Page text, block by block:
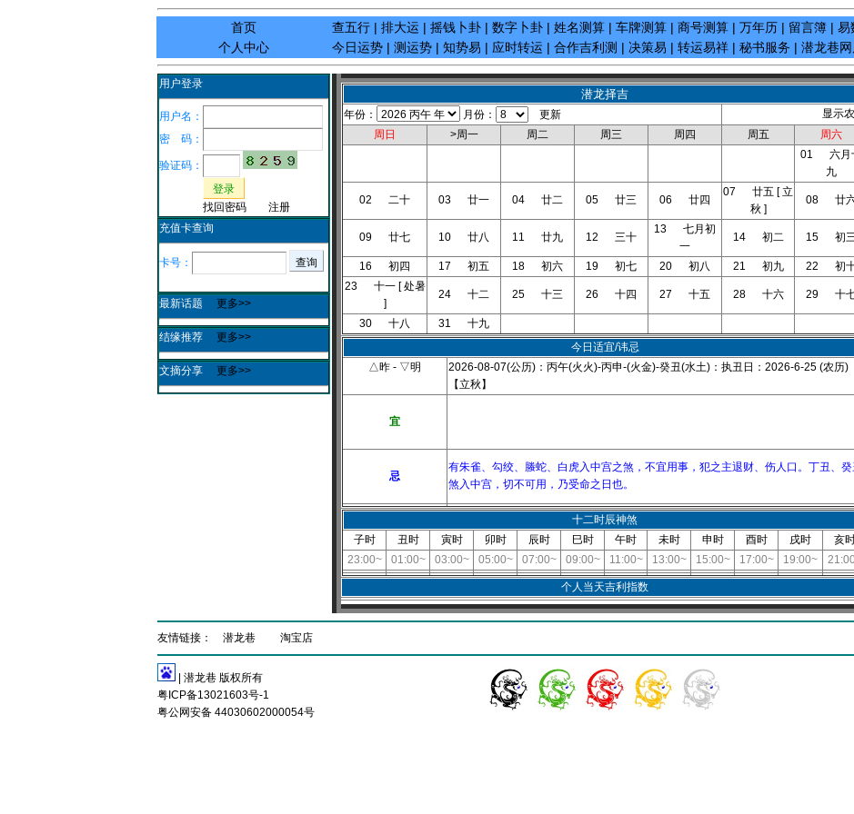
首页
个人中心
查五行 | 排大运 | 摇钱卜卦 | 数字卜卦 | 姓名测算 | 车牌测算 | 商号测算 | 万年历 | 留言簿 | 易
今日运势 | 测运势 | 知势易 | 应时转运 | 合作吉利测 | 决策易 | 转运易祥 | 秘书服务 | 潜龙巷
用户登录
用户名：
密 码：
验证码：
登录
找回密码
注册
充值卡查询
卡号： 查询
最新话题 更多>>
结缘推荐 更多>>
文摘分享 更多>>
潜龙择吉
年份： 月份： 更新
显示
周日
>周一 周二 周三 周四 周五
周六
01 六月
九
02 二十 03 廿一 04 廿二 05 廿三 06 廿四
07 廿五 [ 立
秋 ]
08 廿
09 廿七 10 廿八 11 廿九 12 三十
13 七月初
一
14 初二 15 初
16 初四 17 初五 18 初六 19 初七 20 初八 21 初九
22 初
23 十一 [ 处暑
]
24 十二 25 十三 26 十四 27 十五 28 十六 29 十
30 十八
31 十九
今日适宜/讳忌
△昨 - ▽明
2026-08-07(公历)：丙午(火火)-丙申-(火金)-癸丑(水土)：执丑日：2026-6-25 (农历)
【立秋】
宜
忌
有朱雀、勾绞、螣蛇、白虎入中宫之煞，不宜用事，犯之主退财、伤人口。丁丑、癸
煞入中宫，切不可用，乃受命之日也。
十二时辰神煞
子时
丑时 寅时 卯时 辰时 巳时 午时 未时 申时 酉时 戌时
亥
23:00~
01:00~ 03:00~ 05:00~ 07:00~ 09:00~ 11:00~ 13:00~ 15:00~ 17:00~ 19:00~
个人当天吉利指数
友情链接： 潜龙巷 淘宝店
| 潜龙巷 版权所有
粤ICP备13021603号-1
粤公网安备 44030602000054号